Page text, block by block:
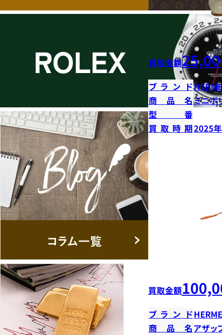
買取金額
ブランド
商品名ミニボ
型番
買取時期2025
買取金額
ブランド
商品名アザッ